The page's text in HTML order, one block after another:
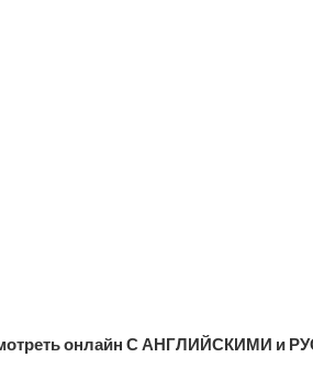
онлайн С АНГЛИЙСКИМИ и